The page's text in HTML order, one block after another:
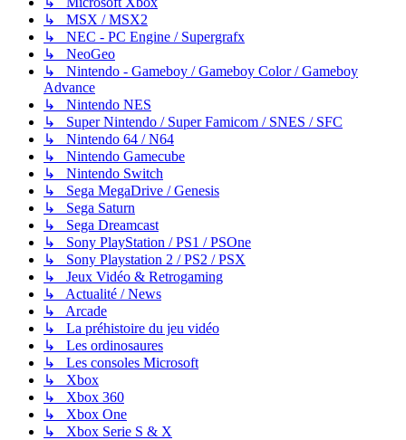
↳ MSX / MSX2
↳ NEC - PC Engine / Supergrafx
↳ NeoGeo
↳ Nintendo - Gameboy / Gameboy Color / Gameboy
Advance
↳ Nintendo NES
↳ Super Nintendo / Super Famicom / SNES / SFC
↳ Nintendo 64 / N64
↳ Nintendo Gamecube
↳ Nintendo Switch
↳ Sega MegaDrive / Genesis
↳ Sega Saturn
↳ Sega Dreamcast
↳ Sony PlayStation / PS1 / PSOne
↳ Sony Playstation 2 / PS2 / PSX
↳ Jeux Vidéo & Retrogaming
↳ Actualité / News
↳ Arcade
↳ La préhistoire du jeu vidéo
↳ Les ordinosaures
↳ Les consoles Microsoft
↳ Xbox
↳ Xbox 360
↳ Xbox One
↳ Xbox Serie S & X